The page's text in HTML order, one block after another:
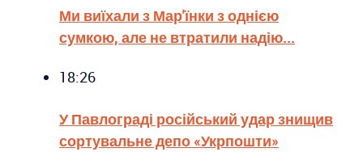
Ми виїхали з Мар'їнки з однією
сумкою, але не втратили надію...
18:26
У Павлограді російський удар знищив
сортувальне депо «Укрпошти»